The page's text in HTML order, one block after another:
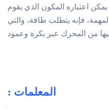
اعتباره المكون الذي يقوم
فإنه يتطلب طاقة، والتي
من المحرك عبر بكرة وعمود
المعلمات :